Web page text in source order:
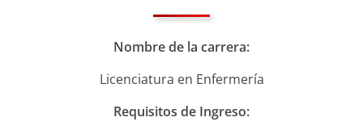
Nombre de la carrera:
Licenciatura en Enfermería
Requisitos de Ingreso: